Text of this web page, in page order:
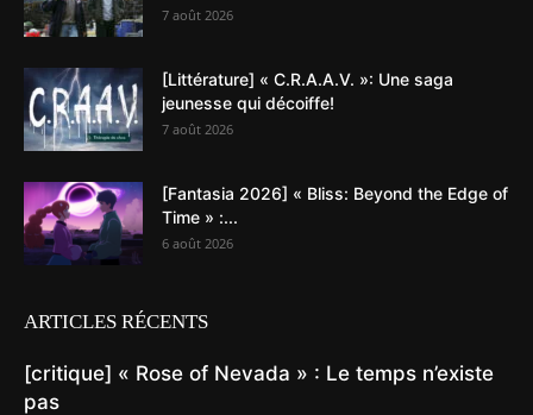
7 août 2026
[Littérature] « C.R.A.A.V. »: Une saga
jeunesse qui décoiffe!
7 août 2026
[Fantasia 2026] « Bliss: Beyond the Edge of
Time » :...
6 août 2026
ARTICLES RÉCENTS
[critique] « Rose of Nevada » : Le temps n’existe
pas